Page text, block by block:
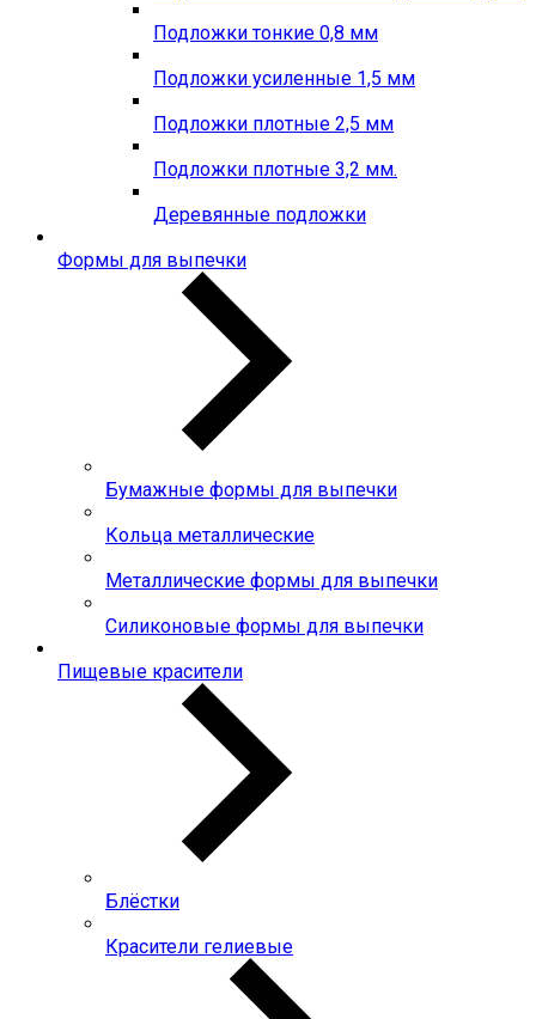
Подложки тонкие 0,8 мм
Подложки усиленные 1,5 мм
Подложки плотные 2,5 мм
Подложки плотные 3,2 мм.
Деревянные подложки
Формы для выпечки
Бумажные формы для выпечки
Кольца металлические
Металлические формы для выпечки
Силиконовые формы для выпечки
Пищевые красители
Блёстки
Красители гелиевые